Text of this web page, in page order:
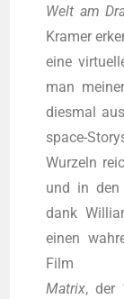
Welt am
Kra­mer
eine
man
dies­mal
space-
Wur­zeln
und in den
dank
einen
Film
Matrix, der